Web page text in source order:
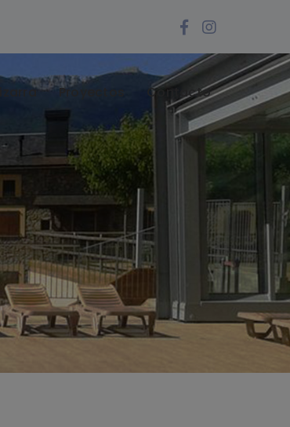
Facebook
ProfileProfile
Pizarra Proyectos Contacto